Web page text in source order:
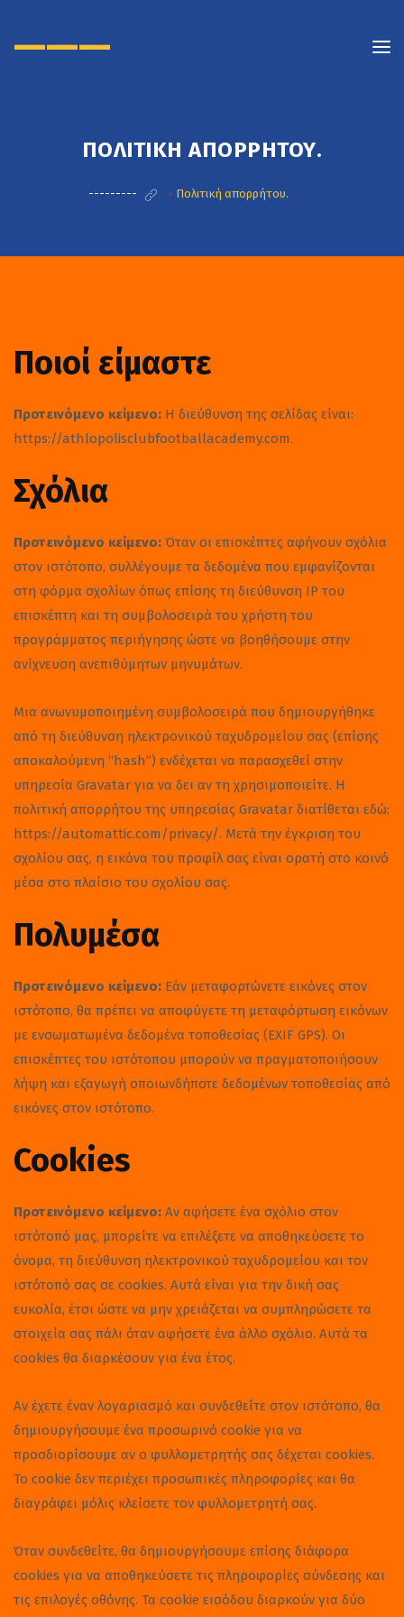
———
ΠΟΛΙΤΙΚΉ ΑΠΟΡΡΉΤΟΥ.
--------- > Πολιτική απορρήτου.
Ποιοί είμαστε
Προτεινόμενο κείμενο: Η διεύθυνση της σελίδας είναι:
https://athlopolisclubfootballacademy.com.
Σχόλια
Προτεινόμενο κείμενο: Όταν οι επισκέπτες αφήνουν σχόλια
στον ιστότοπο, συλλέγουμε τα δεδομένα που εμφανίζονται
στη φόρμα σχολίων όπως επίσης τη διεύθυνση IP του
επισκέπτη και τη συμβολοσειρά του χρήστη του
προγράμματος περιήγησης ώστε να βοηθήσουμε στην
ανίχνευση ανεπιθύμητων μηνυμάτων.
Μια ανωνυμοποιημένη συμβολοσειρά που δημιουργήθηκε
από τη διεύθυνση ηλεκτρονικού ταχυδρομείου σας (επίσης
αποκαλούμενη “hash”) ενδέχεται να παρασχεθεί στην
υπηρεσία Gravatar για να δει αν τη χρησιμοποιείτε. Η
πολιτική απορρήτου της υπηρεσίας Gravatar διατίθεται εδώ:
https://automattic.com/privacy/. Μετά την έγκριση του
σχολίου σας, η εικόνα του προφίλ σας είναι ορατή στο κοινό
μέσα στο πλαίσιο του σχολίου σας.
Πολυμέσα
Προτεινόμενο κείμενο: Εάν μεταφορτώνετε εικόνες στον
ιστότοπο, θα πρέπει να αποφύγετε τη μεταφόρτωση εικόνων
με ενσωματωμένα δεδομένα τοποθεσίας (EXIF GPS). Οι
επισκέπτες του ιστότοπου μπορούν να πραγματοποιήσουν
λήψη και εξαγωγή οποιωνδήποτε δεδομένων τοποθεσίας από
εικόνες στον ιστότοπο.
Cookies
Προτεινόμενο κείμενο: Αν αφήσετε ένα σχόλιο στον
ιστότοπό μας, μπορείτε να επιλέξετε να αποθηκεύσετε το
όνομα, τη διεύθυνση ηλεκτρονικού ταχυδρομείου και τον
ιστότοπό σας σε cookies. Αυτά είναι για την δική σας
ευκολία, έτσι ώστε να μην χρειάζεται να συμπληρώσετε τα
στοιχεία σας πάλι όταν αφήσετε ένα άλλο σχόλιο. Αυτά τα
cookies θα διαρκέσουν για ένα έτος.
Αν έχετε έναν λογαριασμό και συνδεθείτε στον ιστότοπο, θα
δημιουργήσουμε ένα προσωρινό cookie για να
προσδιορίσουμε αν ο φυλλομετρητής σας δέχεται cookies.
Το cookie δεν περιέχει προσωπικές πληροφορίες και θα
διαγράφει μόλις κλείσετε τον φυλλομετρητή σας.
Όταν συνδεθείτε, θα δημιουργήσουμε επίσης διάφορα
cookies για να αποθηκεύσετε τις πληροφορίες σύνδεσης και
τις επιλογές οθόνης. Τα cookie εισόδου διαρκούν για δύο